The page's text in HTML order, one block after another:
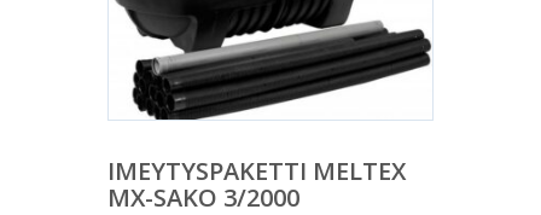
IMEYTYSPAKETTI MELTEX
MX-SAKO 3/2000